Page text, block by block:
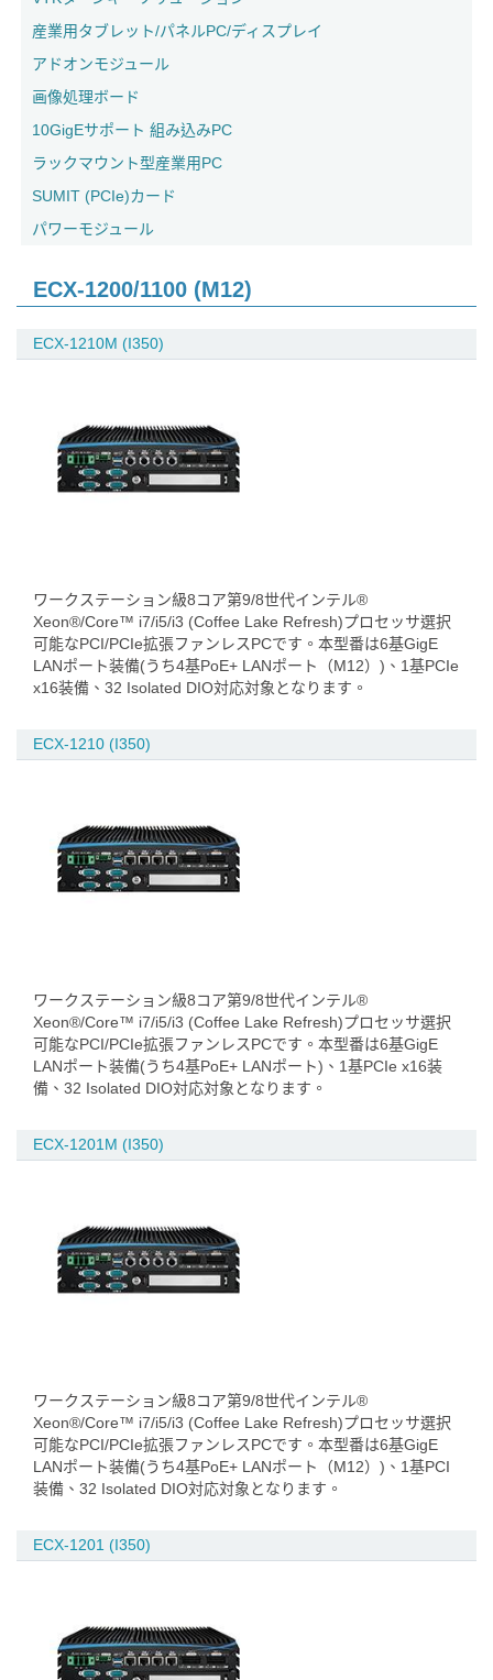
産業用タブレット/パネルPC/ディスプレイ
アドオンモジュール
画像処理ボード
10GigEサポート 組み込みPC
ラックマウント型産業用PC
SUMIT (PCIe)カード
パワーモジュール
ECX-1200/1100 (M12)
ECX-1210M (I350)
ワークステーション級8コア第9/8世代インテル®
Xeon®/Core™ i7/i5/i3 (Coffee Lake Refresh)プロセッサ選択
可能なPCI/PCIe拡張ファンレスPCです。本型番は6基GigE
LANポート装備(うち4基PoE+ LANポート（M12）)、1基PCIe
x16装備、32 Isolated DIO対応対象となります。
ECX-1210 (I350)
ワークステーション級8コア第9/8世代インテル®
Xeon®/Core™ i7/i5/i3 (Coffee Lake Refresh)プロセッサ選択
可能なPCI/PCIe拡張ファンレスPCです。本型番は6基GigE
LANポート装備(うち4基PoE+ LANポート)、1基PCIe x16装
備、32 Isolated DIO対応対象となります。
ECX-1201M (I350)
ワークステーション級8コア第9/8世代インテル®
Xeon®/Core™ i7/i5/i3 (Coffee Lake Refresh)プロセッサ選択
可能なPCI/PCIe拡張ファンレスPCです。本型番は6基GigE
LANポート装備(うち4基PoE+ LANポート（M12）)、1基PCI
装備、32 Isolated DIO対応対象となります。
ECX-1201 (I350)